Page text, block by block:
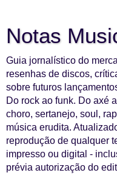
Notas
Guia jornalístico do
resenhas de discos,
sobre futuros
Do rock ao funk. Do axé
choro, sertanejo, soul,
música erudita.
reprodução de qualquer
impresso ou digital -
prévia autorização do